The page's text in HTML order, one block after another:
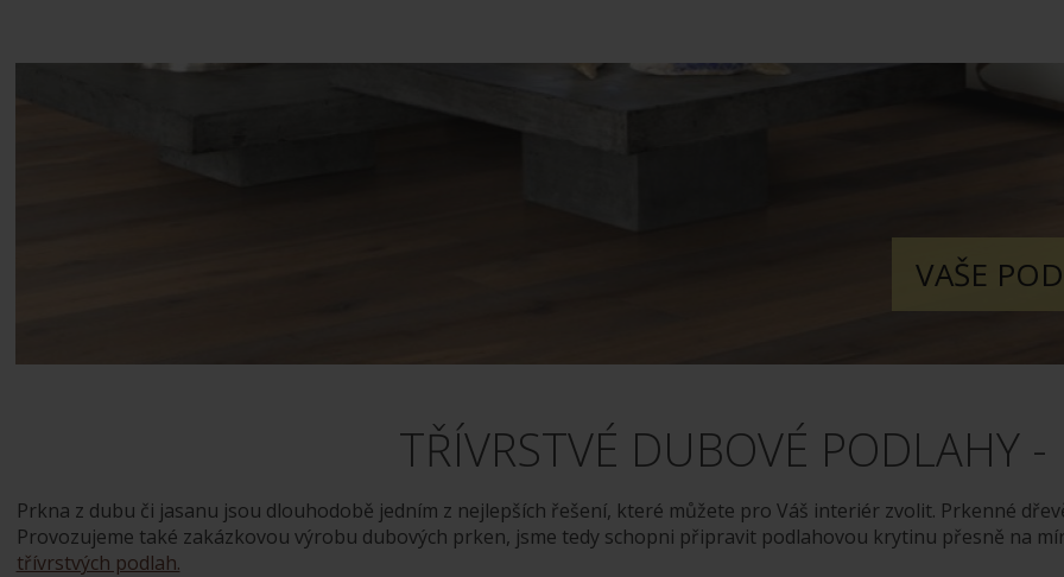
VAŠE
TŘÍVRSTVÉ DUBOVÉ PODLAHY -
Prkna z dubu či jasanu jsou dlouhodobě jedním z nejlepších řešení, které můžete pro Váš interiér zvolit. Prkenné
Provozujeme také zakázkovou výrobu dubových prken, jsme tedy schopni připravit podlahovou krytinu přesně na
třívrstvých podlah.